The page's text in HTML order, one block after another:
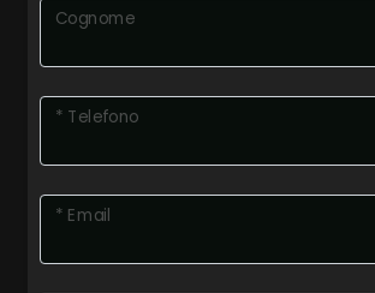
Cognome
* Telefono
* Email